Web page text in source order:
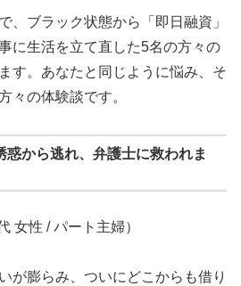
、ブラック状態から「即日融資」
に生活を立て直した5名の方々の
す。あなたと同じように悩み、そ
々の体験談です。
から逃れ、弁護士に救われま
女性 / パート主婦）
が膨らみ、ついにどこからも借り